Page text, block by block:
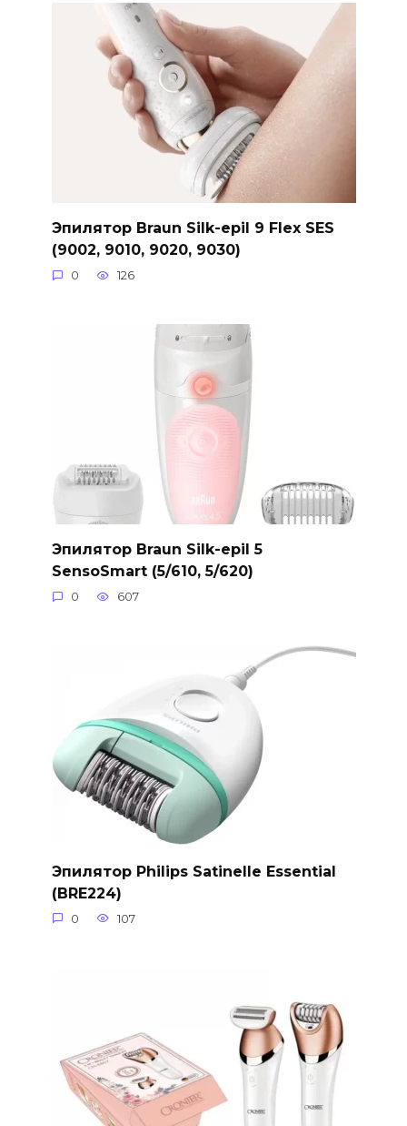
Эпилятор Braun Silk-epil 9 Flex SES
(9002, 9010, 9020, 9030)
0 126
Эпилятор Braun Silk-epil 5
SensoSmart (5/610, 5/620)
0 607
Эпилятор Philips Satinelle Essential
(BRE224)
0 107